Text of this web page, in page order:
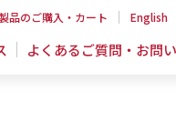
品のご購入・カート English
よくあるご質問・お問